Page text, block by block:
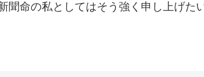
命の私としてはそう強く申し上げたい